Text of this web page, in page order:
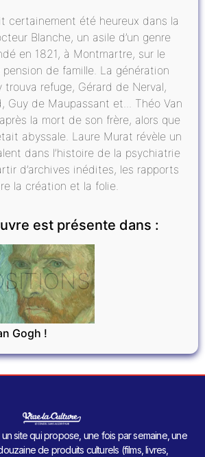
certainement été heureux dans la
Blanche, un asile d’un genre
en 1821, à Montmartre, sur le
pension de famille. La génération
trouva refuge, Gérard de Nerval,
Guy de Maupassant et... Théo Van
la mort de son frère, alors que
abyssale. Laure Murat révèle un
dans l’histoire de la psychiatrie
d’archives inédites, les rapports
la création et la folie.
est présente dans :
Gogh !
site qui propose, une fois par semaine, une
de produits culturels (films, livres,